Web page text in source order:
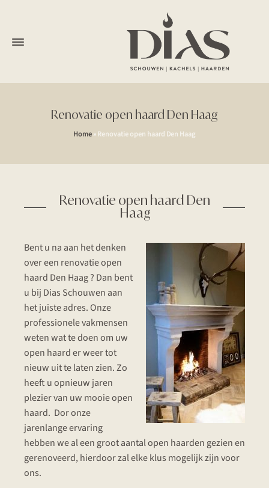
Renovatie open haard Den Haag
Home»Renovatie open haard Den Haag
Renovatie open haard Den
Haag
Bent u na aan het denken
over een renovatie open
haard Den Haag ? Dan bent
u bij Dias Schouwen aan
het juiste adres. Onze
professionele vakmensen
weten wat te doen om uw
open haard er weer tot
nieuw uit te laten zien. Zo
heeft u opnieuw jaren
plezier van uw mooie open
haard. Dor onze
jarenlange ervaring
hebben we al een groot aantal open haarden gezien en
gerenoveerd, hierdoor zal elke klus mogelijk zijn voor
ons.